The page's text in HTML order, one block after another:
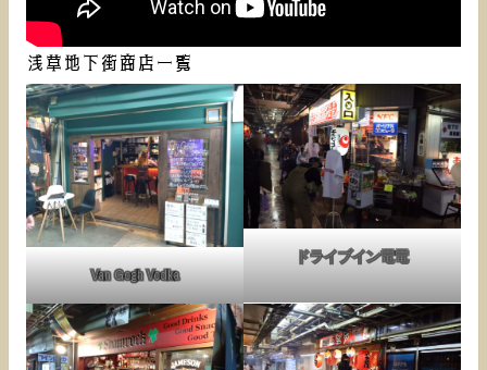
浅草地下街商店一覧
Van Gogh Vodka
ドライブイン電電